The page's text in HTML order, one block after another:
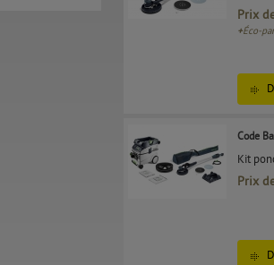
Prix
+Éco-
Code
Kit
Prix